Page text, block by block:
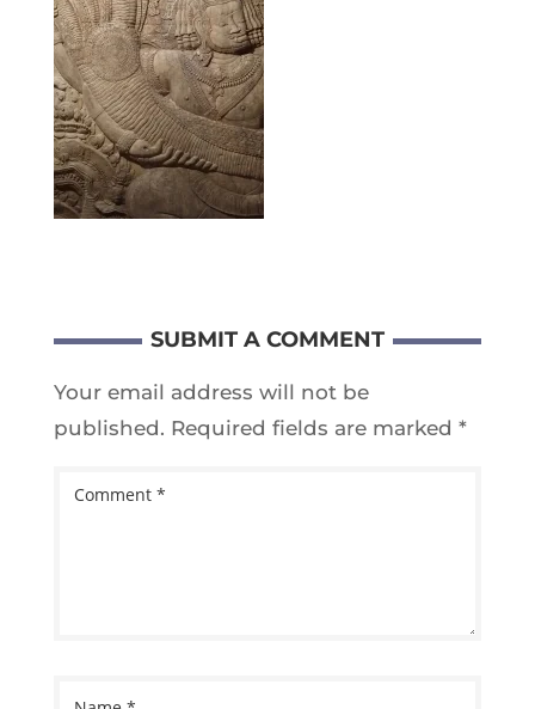
SUBMIT A COMMENT
Your email address will not be
published. Required fields are marked *